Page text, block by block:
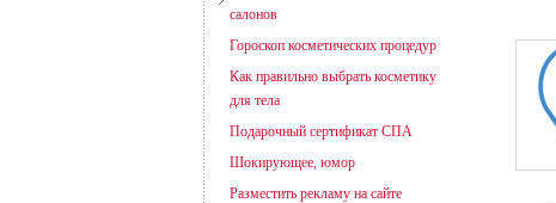
салонов
Гороскоп косметических процедур
Как правильно выбрать косметику
для тела
Подарочный сертификат СПА
Шокирующее, юмор
Разместить рекламу на сайте